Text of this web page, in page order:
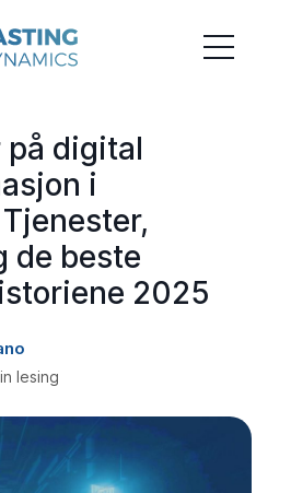
på digital
i
de beste
2025
lesing